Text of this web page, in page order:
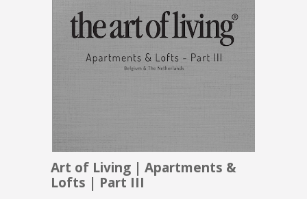
Art of Living | Apartments &
Lofts | Part III